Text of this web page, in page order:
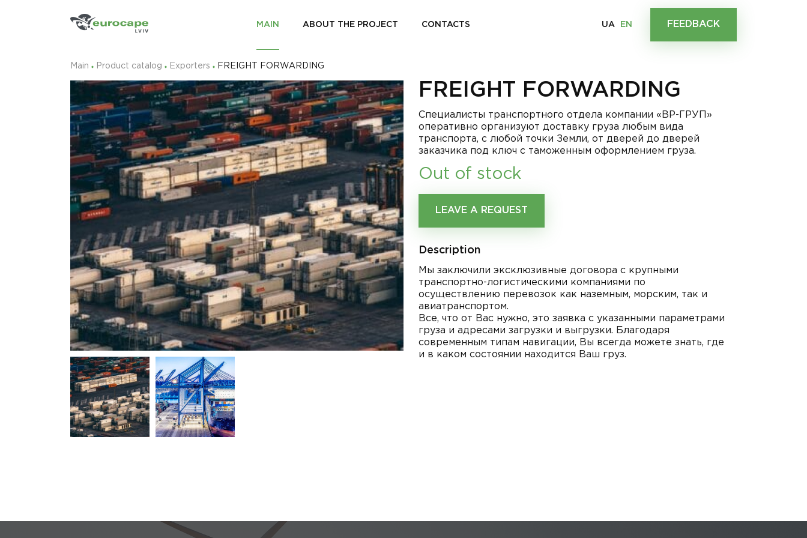
MAIN ABOUT THE PROJECT CONTACTS UA EN FEEDBACK
Main Product catalog Exporters FREIGHT FORWARDING
FREIGHT FORWARDING
Специалисты транспортного отдела компании «ВР-ГРУП»
оперативно организуют доставку груза любым вида
транспорта, с любой точки Земли, от дверей до дверей
заказчика под ключ с таможенным оформлением груза.
Out of stock
LEAVE A REQUEST
Description
Мы заключили эксклюзивные договора с крупными
транспортно-логистическими компаниями по
осуществлению перевозок как наземным, морским, так и
авиатранспортом.
Все, что от Вас нужно, это заявка с указанными параметрами
груза и адресами загрузки и выгрузки. Благодаря
современным типам навигации, Вы всегда можете знать, где
и в каком состоянии находится Ваш груз.